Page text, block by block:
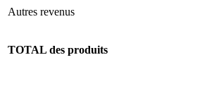
Autres revenus
TOTAL des produits